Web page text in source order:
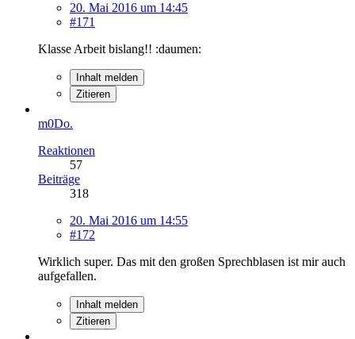
20. Mai 2016 um 14:45
#171
Klasse Arbeit bislang!! :daumen:
Inhalt melden
Zitieren
m0Do.
Reaktionen
57
Beiträge
318
20. Mai 2016 um 14:55
#172
Wirklich super. Das mit den großen Sprechblasen ist mir auch
aufgefallen.
Inhalt melden
Zitieren